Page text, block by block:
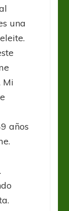
una
Mi
años